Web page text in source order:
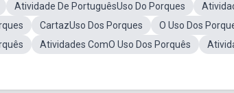
Atividade De PortuguêsUso Do Porques
CartazUso Dos Porques
O Uso Dos
Atividades ComO Uso Dos Porquês